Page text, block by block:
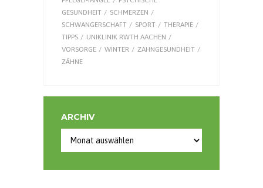
GESUNDHEIT
SCHMERZEN
SCHWANGERSCHAFT
SPORT
THERAPIE
TIPPS
UNIKLINIK RWTH AACHEN
VORSORGE
WINTER
ZAHNGESUNDHEIT
ZÄHNE
ARCHIV